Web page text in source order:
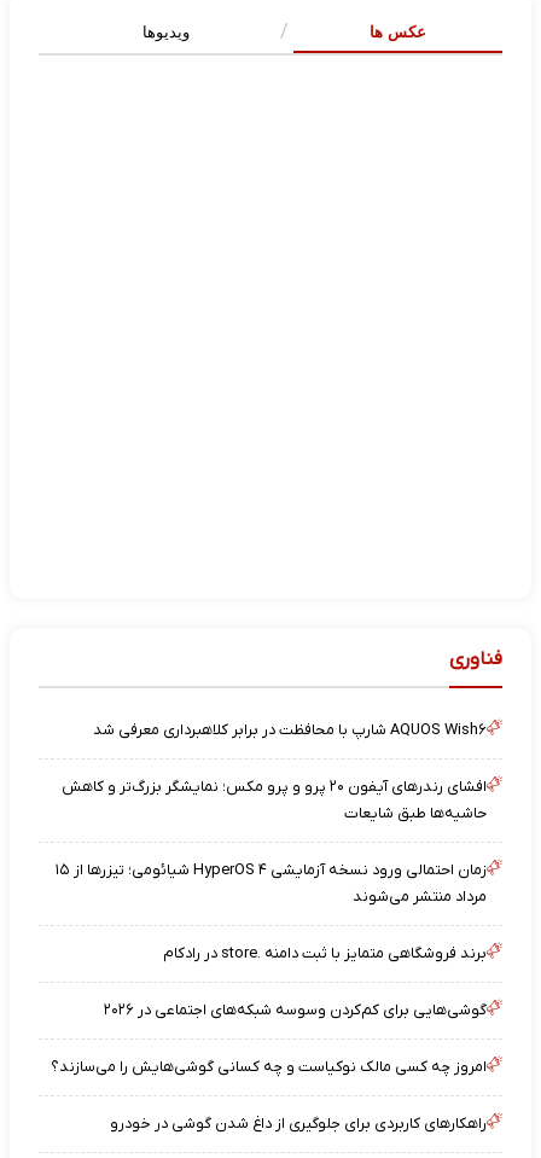
عکس ها ویدیوها
فناوری
AQUOS Wish۶ شارپ با محافظت در برابر کلاهبرداری معرفی شد
افشای رندرهای آیفون ۲۰ پرو و پرو مکس؛ نمایشگر بزرگ‌تر و کاهش
حاشیه‌ها طبق شایعات
زمان احتمالی ورود نسخه آزمایشی HyperOS ۴ شیائومی؛ تیزرها از ۱۵
مرداد منتشر می‌شوند
برند فروشگاهی متمایز با ثبت دامنه .store در رادکام
گوشی‌هایی برای کم‌کردن وسوسه شبکه‌های اجتماعی در ۲۰۲۶
امروز چه کسی مالک نوکیاست و چه کسانی گوشی‌هایش را می‌سازند؟
راهکارهای کاربردی برای جلوگیری از داغ شدن گوشی در خودرو